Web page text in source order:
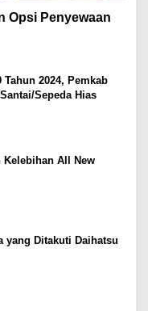
Opsi Penyewaan
Tahun 2024, Pemkab
Sepeda Hias
Kelebihan All New
yang Ditakuti Daihatsu